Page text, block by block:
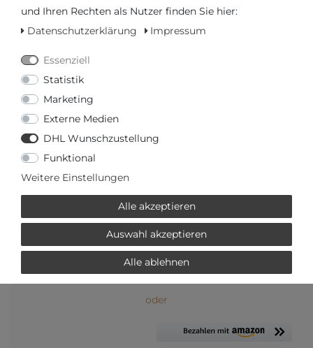
AUTORISIERTER HÄNDLER
SCHNELLE LIEFERZEIT
Ihr Preis bei 3% Skonto
IN DEN WARENKORB
oder
und Ihren Rechten als Nutzer finden Sie hier:
Datenschutzerklärung
Impressum
Essenziell
Statistik
Marketing
Externe Medien
DHL Wunschzustellung
Funktional
Weitere Einstellungen
Alle akzeptieren
Auswahl akzeptieren
Alle ablehnen